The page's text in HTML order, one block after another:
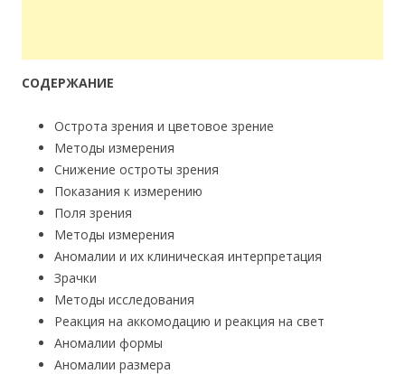
СОДЕРЖАНИЕ
Острота зрения и цветовое зрение
Методы измерения
Снижение остроты зрения
Показания к измерению
Поля зрения
Методы измерения
Аномалии и их клиническая интерпретация
Зрачки
Методы исследования
Реакция на аккомодацию и реакция на свет
Аномалии формы
Аномалии размера